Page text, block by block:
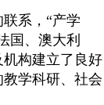
系，“产学
国、澳大利
构建立了良好
学科研、社会